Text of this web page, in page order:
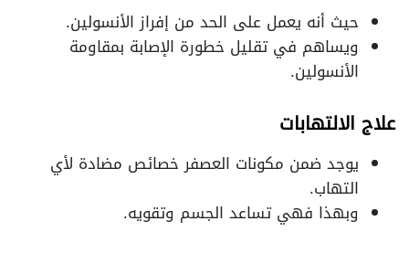
حيث أنه يعمل على الحد من إفراز الأنسولين.
ويساهم في تقليل خطورة الإصابة بمقاومة
الأنسولين.
علاج الالتهابات
يوجد ضمن مكونات العصفر خصائص مضادة لأي
التهاب.
وبهذا فهي تساعد الجسم وتقويه.